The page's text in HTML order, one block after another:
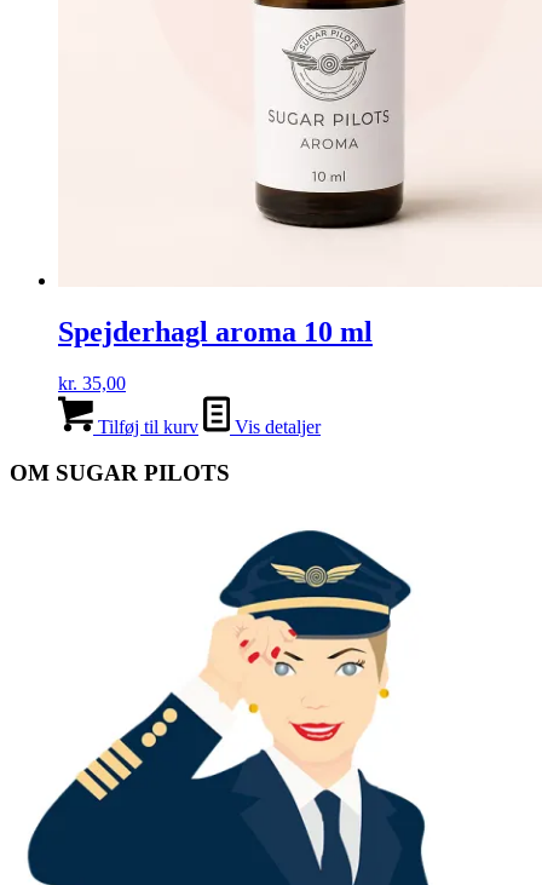
Spejderhagl aroma 10 ml
kr. 35,00
Tilføj til kurv Vis detaljer
OM SUGAR PILOTS